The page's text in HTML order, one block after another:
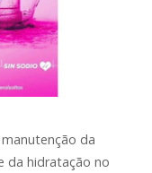
da
da hidratação no